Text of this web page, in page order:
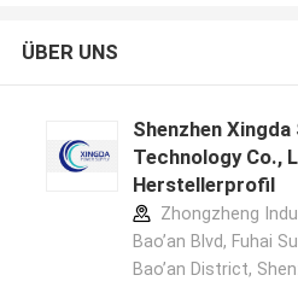
ÜBER UNS
Shenzhen Xingda
Technology Co.,
Herstellerprofil
Zhongzheng
Bao’an Blvd, Fuhai
Bao’an District,